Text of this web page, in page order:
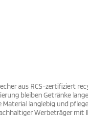
aus RCS-zertifiziert
bleiben Getränke
langlebig und
Werbeträger mit